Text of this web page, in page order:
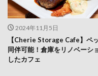
2024年11月5日
【Cherie Storage Cafe】ペ
同伴可能！倉庫をリノベーシ
したカフェ